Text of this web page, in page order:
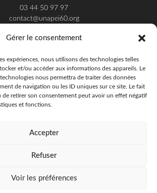
Gérer le consentement
expériences, nous utilisons des technologies telles
et/ou accéder aux informations des appareils. Le
nous permettra de traiter des données
de navigation ou les ID uniques sur ce site. Le fait
de retirer son consentement peut avoir un effet négatif
et fonctions.
Accepter
Refuser
Voir les préférences
03 44 50 97 97
contact@unapei60.org
Unapei de l'Oise - 2018
Offres d'emploi